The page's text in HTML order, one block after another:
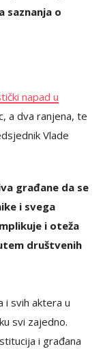
saznanja o
napad u
a dva ranjena, te
Vlade
građane da se
i svega
i oteža
društvenih
i svih aktera u
svi zajedno.
i građana